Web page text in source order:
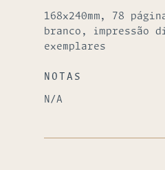
168x240mm, 78
branco, impressão
exemplares
NOTAS
N/A